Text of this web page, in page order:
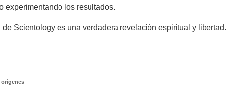
experimentando los resultados.
de Scientology es una verdadera revelación espiritual y libertad.
orígenes